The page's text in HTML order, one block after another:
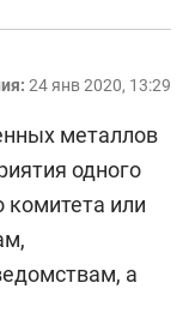
24 янв 2020, 13:29
металлов
одного
комитета или
а